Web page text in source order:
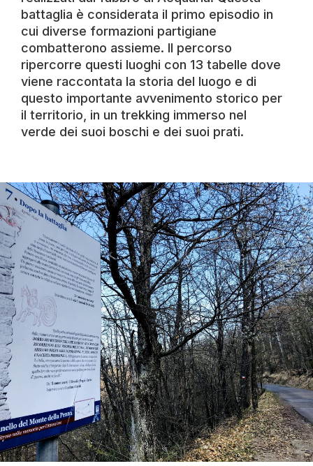
battaglia è considerata il primo episodio in
cui diverse formazioni partigiane
combatterono assieme. Il percorso
ripercorre questi luoghi con 13 tabelle dove
viene raccontata la storia del luogo e di
questo importante avvenimento storico per
il territorio, in un trekking immerso nel
verde dei suoi boschi e dei suoi prati.